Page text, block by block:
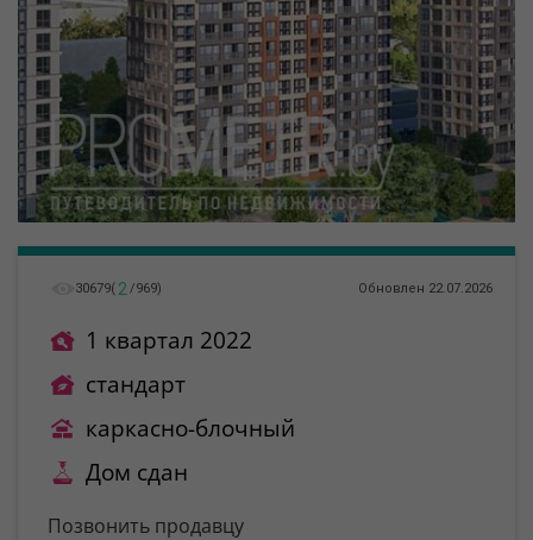
30679( 2 /969) Обновлен 22.07.2026
1 квартал 2022
стандарт
каркасно-блочный
Дом сдан
Позвонить продавцу